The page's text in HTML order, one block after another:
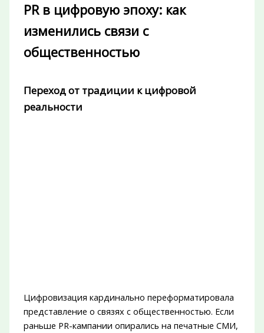
PR в цифровую эпоху: как
изменились связи с
общественностью
Переход от традиции к цифровой
реальности
Цифровизация кардинально переформатировала
представление о связях с общественностью. Если
раньше PR-кампании опирались на печатные СМИ,